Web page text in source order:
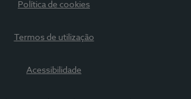
Política de cookies
Termos de utilização
Acessibilidade